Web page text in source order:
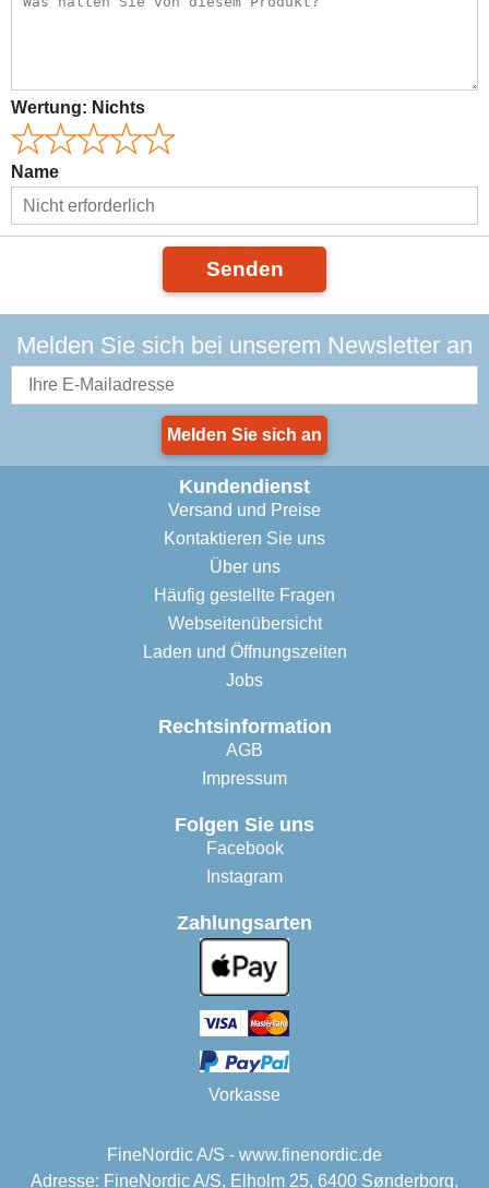
Wertung: Nichts
Name
Senden
Melden Sie sich bei unserem Newsletter an
Melden Sie sich an
Kundendienst
Versand und Preise
Kontaktieren Sie uns
Über uns
Häufig gestellte Fragen
Webseitenübersicht
Laden und Öffnungszeiten
Jobs
Rechtsinformation
AGB
Impressum
Folgen Sie uns
Facebook
Instagram
Zahlungsarten
Vorkasse
FineNordic A/S - www.finenordic.de
Adresse: FineNordic A/S, Elholm 25, 6400 Sønderborg,